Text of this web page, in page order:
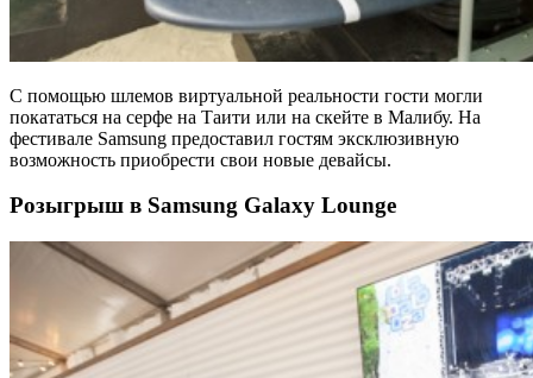
С помощью шлемов виртуальной реальности гости могли
покататься на серфе на Таити или на скейте в Малибу. На
фестивале Samsung предоставил гостям эксклюзивную
возможность приобрести свои новые девайсы.
Розыгрыш в Samsung Galaxy Lounge